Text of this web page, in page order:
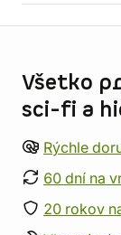
Všetko
sci-fi a
Rýchle
60 dní na
20 rokov